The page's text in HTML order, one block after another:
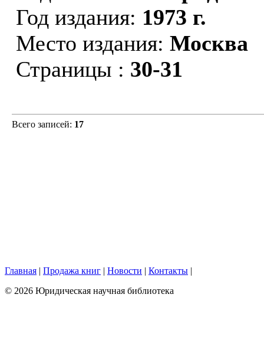
Год издания: 1973 г.
Место издания: Москва
Страницы : 30-31
Всего записей: 17
Главная | Продажа книг | Новости | Контакты |
© 2026 Юридическая научная библиотека